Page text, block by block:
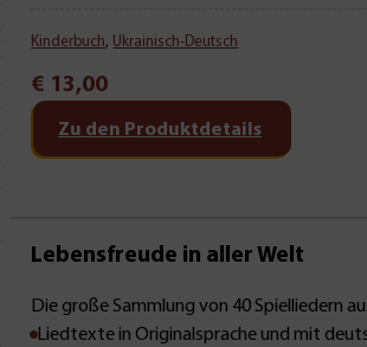
Kinderbuch, Ukrainisch-Deutsch
€ 13,00
Zu den Produktdetails
Mit Leseprobe!
Lebensfreude in aller Welt
Die große Sammlung von 40 Spielliedern
Liedtexte in Originalsprache und mit